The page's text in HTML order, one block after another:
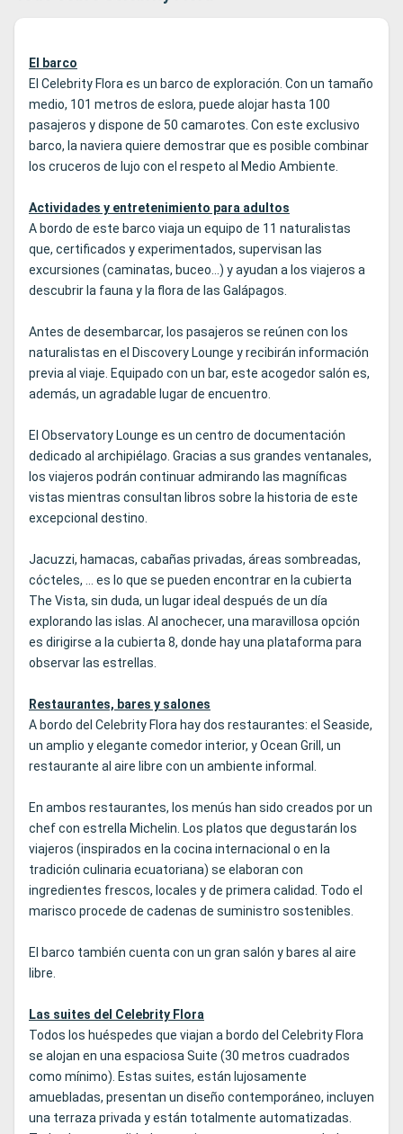
El barco
El Celebrity Flora es un barco de exploración. Con un tamaño
medio, 101 metros de eslora, puede alojar hasta 100
pasajeros y dispone de 50 camarotes. Con este exclusivo
barco, la naviera quiere demostrar que es posible combinar
los cruceros de lujo con el respeto al Medio Ambiente.
Actividades y entretenimiento para adultos
A bordo de este barco viaja un equipo de 11 naturalistas
que, certificados y experimentados, supervisan las
excursiones (caminatas, buceo...) y ayudan a los viajeros a
descubrir la fauna y la flora de las Galápagos.
Antes de desembarcar, los pasajeros se reúnen con los
naturalistas en el Discovery Lounge y recibirán información
previa al viaje. Equipado con un bar, este acogedor salón es,
además, un agradable lugar de encuentro.
El Observatory Lounge es un centro de documentación
dedicado al archipiélago. Gracias a sus grandes ventanales,
los viajeros podrán continuar admirando las magníficas
vistas mientras consultan libros sobre la historia de este
excepcional destino.
Jacuzzi, hamacas, cabañas privadas, áreas sombreadas,
cócteles, … es lo que se pueden encontrar en la cubierta
The Vista, sin duda, un lugar ideal después de un día
explorando las islas. Al anochecer, una maravillosa opción
es dirigirse a la cubierta 8, donde hay una plataforma para
observar las estrellas.
Restaurantes, bares y salones
A bordo del Celebrity Flora hay dos restaurantes: el Seaside,
un amplio y elegante comedor interior, y Ocean Grill, un
restaurante al aire libre con un ambiente informal.
En ambos restaurantes, los menús han sido creados por un
chef con estrella Michelin. Los platos que degustarán los
viajeros (inspirados en la cocina internacional o en la
tradición culinaria ecuatoriana) se elaboran con
ingredientes frescos, locales y de primera calidad. Todo el
marisco procede de cadenas de suministro sostenibles.
El barco también cuenta con un gran salón y bares al aire
libre.
Las suites del Celebrity Flora
Todos los huéspedes que viajan a bordo del Celebrity Flora
se alojan en una espaciosa Suite (30 metros cuadrados
como mínimo). Estas suites, están lujosamente
amuebladas, presentan un diseño contemporáneo, incluyen
una terraza privada y están totalmente automatizadas.